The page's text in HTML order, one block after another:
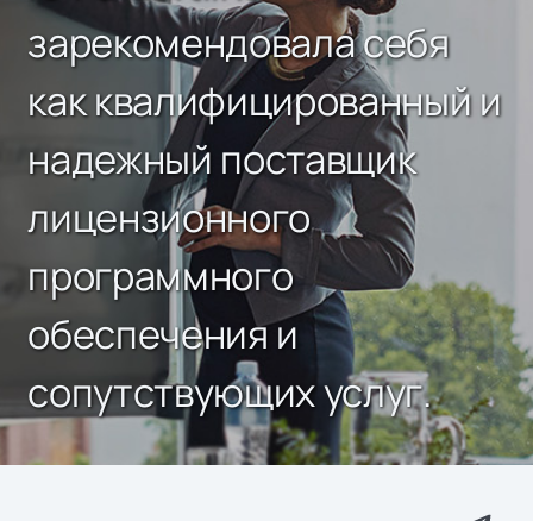
зарекомендовала себя
как квалифицированный и
надежный поставщик
лицензионного
программного
обеспечения и
сопутствующих услуг.